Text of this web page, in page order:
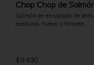
Chop Chop de
Salmón en ensalada de
aceituna, huevo y tomate
$9.490